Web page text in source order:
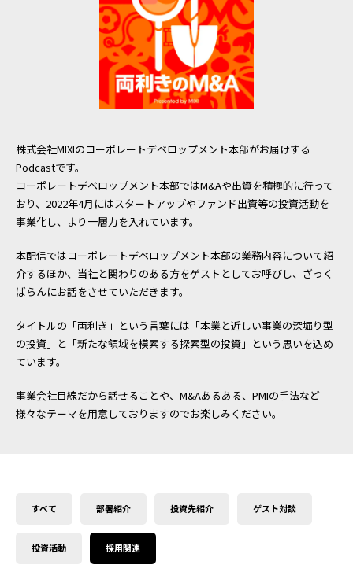
株式会社MIXIのコーポレートデベロップメント本部がお届けする
Podcastです。
コーポレートデベロップメント本部ではM&Aや出資を積極的に行って
おり、2022年4月にはスタートアップやファンド出資等の投資活動を
事業化し、より一層力を入れています。
本配信ではコーポレートデベロップメント本部の業務内容について紹
介するほか、当社と関わりのある方をゲストとしてお呼びし、ざっく
ばらんにお話をさせていただきます。
タイトルの「両利き」という言葉には「本業と近しい事業の深堀り型
の投資」と「新たな領域を模索する探索型の投資」という思いを込め
ています。
事業会社目線だから話せることや、M&Aあるある、PMIの手法など
様々なテーマを用意しておりますのでお楽しみください。
すべて 部署紹介 投資先紹介 ゲスト対談
投資活動 採用関連